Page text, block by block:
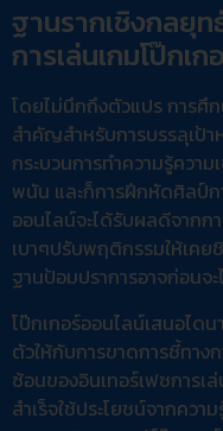
ฐานรากเชิงกลยุท
การเล่นเกมโป๊กเก
โดยไม่นึกถึงตัวแปร การศึก
สำคัญสำหรับการบรรลุเป้า
กระบวนการทำความรู้ควา
พนัน และก็การฝึกหัดศิลป์ก
ออนไลน์จะได้รับผลดีจากก
เบาๆปรับพฤติกรรมให้เค
ฐานป้อมปราการอาจก่อน
โป๊กเกอร์ออนไลน์เสนอได
ตัวให้กับการขาดการชี้ทา
ซ้อนของอินเทอร์เฟซการเ
สำเร็จใช้ประโยชน์จากควา